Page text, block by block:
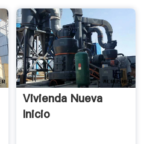
Vivienda Nueva
Inicio